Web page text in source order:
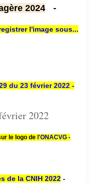
2024 -
l'image sous...
du 23 février 2022 -
2022
le logo de l'ONACVG -
de la CNIH 2022 -